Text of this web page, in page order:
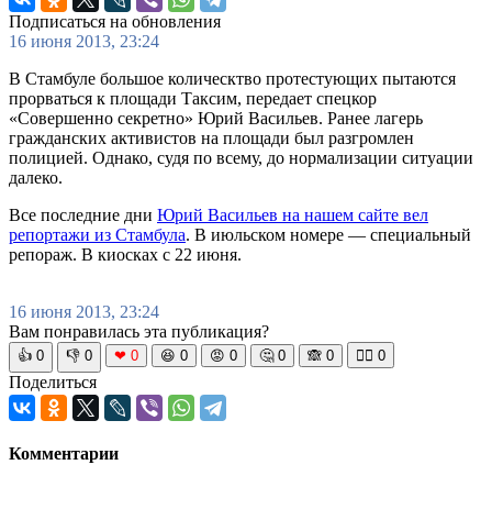
Подписаться на обновления
16 июня 2013, 23:24
В Стамбуле большое колическтво протестующих пытаются
прорваться к площади Таксим, передает спецкор
«Совершенно секретно» Юрий Васильев. Ранее лагерь
гражданских активистов на площади был разгромлен
полицией. Однако, судя по всему, до нормализации ситуации
далеко.
Все последние дни Юрий Васильев на нашем сайте вел
репортажи из Стамбула. В июльском номере — специальный
репораж. В киосках с 22 июня.
16 июня 2013, 23:24
Вам понравилась эта публикация?
👍 0 👎 0 ❤ 0 😆 0 😡 0 🤔 0 🙈 0 🧘‍♀️ 0
Поделиться
Комментарии